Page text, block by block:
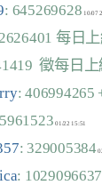
: 645269628
每日
徵每日上
: 406994265
: 329005384
: